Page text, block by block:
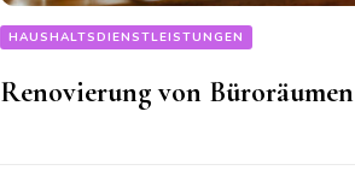
HAUSHALTSDIENSTLEISTUNGEN
Renovierung von Büroräumen